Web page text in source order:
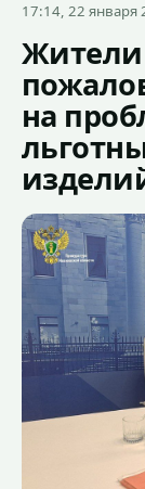
17:14, 22 января
Жители
на